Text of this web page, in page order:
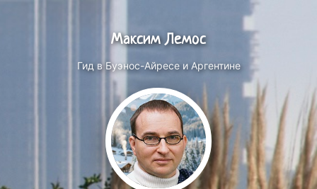
Максим Лемос
Гид в Буэнос-Айресе и Аргентине